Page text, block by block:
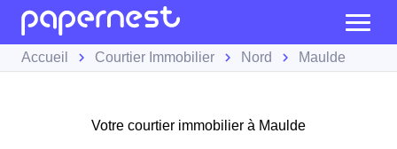
Accueil Courtier Immobilier Nord Maulde
Votre courtier immobilier à Maulde